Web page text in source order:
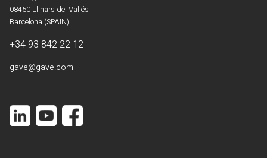
08450 Llinars del Vallés
Barcelona (SPAIN)
+34 93 842 22 12
gave@gave.com